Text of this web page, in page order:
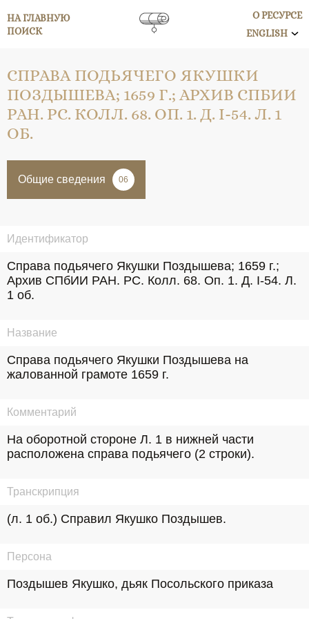
НА ГЛАВНУЮ
ПОИСК
О РЕСУРСЕ
ENGLISH
СПРАВА ПОДЬЯЧЕГО ЯКУШКИ
ПОЗДЫШЕВА; 1659 Г.; АРХИВ СПБИИ
РАН. РС. КОЛЛ. 68. ОП. 1. Д. I-54. Л. 1
ОБ.
Общие сведения 06
Идентификатор
Справа подьячего Якушки Поздышева; 1659 г.;
Архив СПбИИ РАН. РС. Колл. 68. Оп. 1. Д. I-54. Л.
1 об.
Название
Справа подьячего Якушки Поздышева на
жалованной грамоте 1659 г.
Комментарий
На оборотной стороне Л. 1 в нижней части
расположена справа подьячего (2 строки).
Транскрипция
(л. 1 об.) Справил Якушко Поздышев.
Персона
Поздышев Якушко, дьяк Посольского приказа